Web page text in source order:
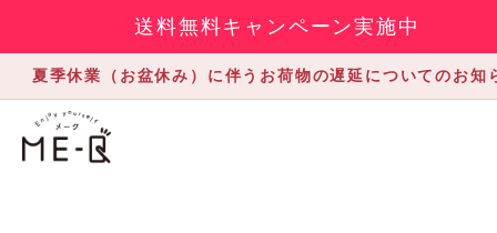
送料無料キャンペーン実施中
夏季休業（お盆休み）に伴うお荷物の遅延についてのお知